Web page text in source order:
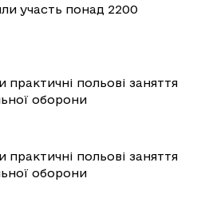
участь понад 2200
польові заняття
оборони
польові заняття
оборони